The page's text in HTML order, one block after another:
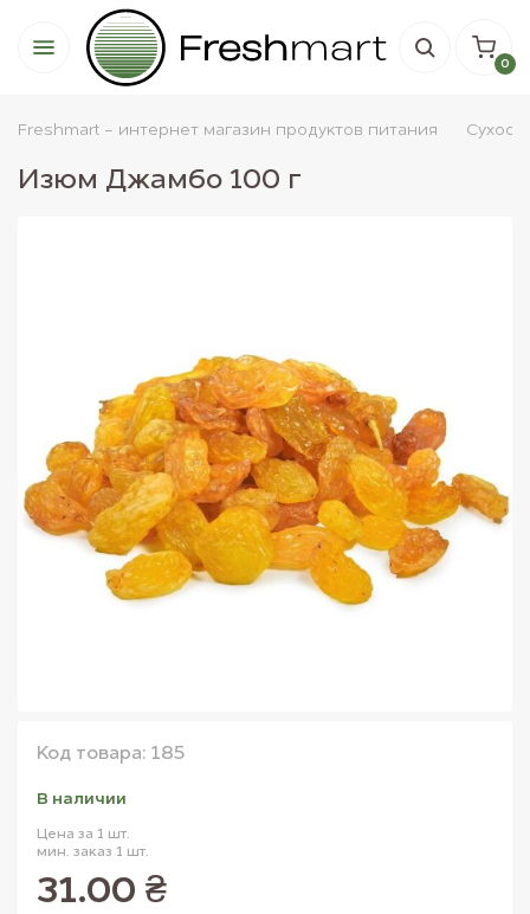
0
Freshmart - интернет магазин продуктов питания
Изюм Джамбо 100 г
Код товара: 185
В наличии
Цена за 1 шт.
мин. заказ 1 шт.
31.00 ₴